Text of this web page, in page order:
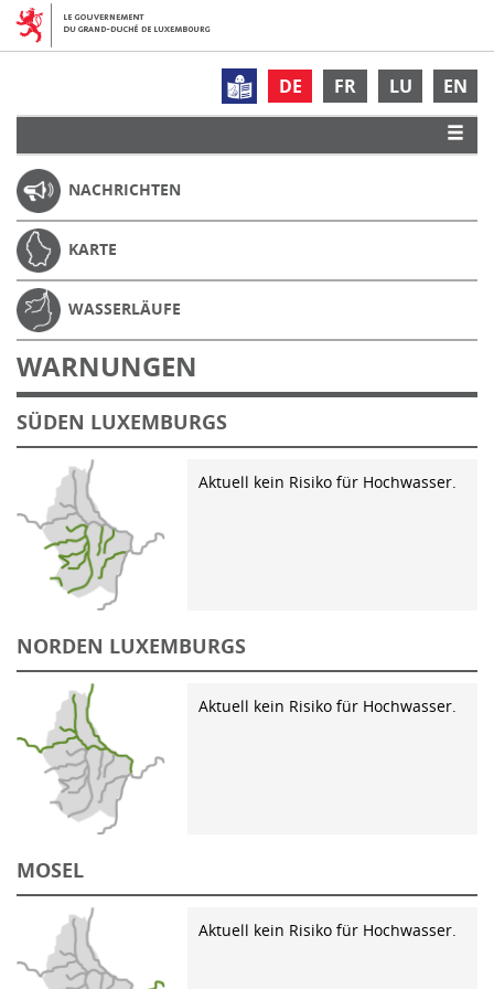
DE FR LU EN
NACHRICHTEN
KARTE
WASSERLÄUFE
WARNUNGEN
SÜDEN LUXEMBURGS
Aktuell kein Risiko für Hochwasser.
NORDEN LUXEMBURGS
Aktuell kein Risiko für Hochwasser.
MOSEL
Aktuell kein Risiko für Hochwasser.